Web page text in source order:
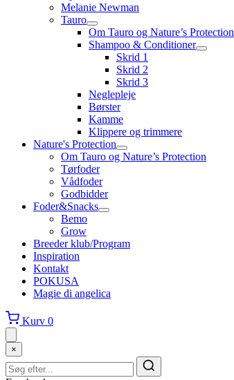
Melanie Newman
Tauro
Om Tauro og Nature’s Protection
Shampoo & Conditioner
Skrid 1
Skrid 2
Skrid 3
Neglepleje
Børster
Kamme
Klippere og trimmere
Nature's Protection
Om Tauro og Nature’s Protection
Tørfoder
Vådfoder
Godbidder
Foder&Snacks
Bemo
Grow
Breeder klub/Program
Inspiration
Kontakt
POKUSA
Magie di angelica
Kurv 0
×